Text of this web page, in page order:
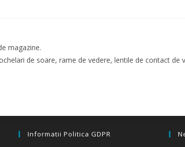
magazine.
de soare, rame de vedere, lentile de contact
Informatii Politica GDPR